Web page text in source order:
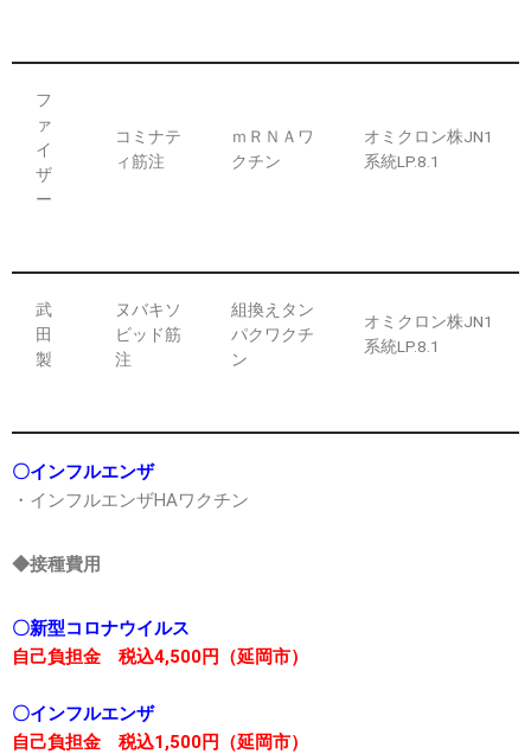
フ
ァ
イ
ザ
ー
コミナテ
ィ筋注
ｍＲＮＡワ
クチン
オミクロン株JN1
系統LP.8.1
武
田
製
ヌバキソ
ビッド筋
注
組換えタン
パクワクチ
ン
オミクロン株JN1
系統LP.8.1
〇インフルエンザ
・インフルエンザHAワクチン
◆接種費用
〇新型コロナウイルス
自己負担金 税込4,500円（延岡市）
〇インフルエンザ
自己負担金 税込1,500円（延岡市）